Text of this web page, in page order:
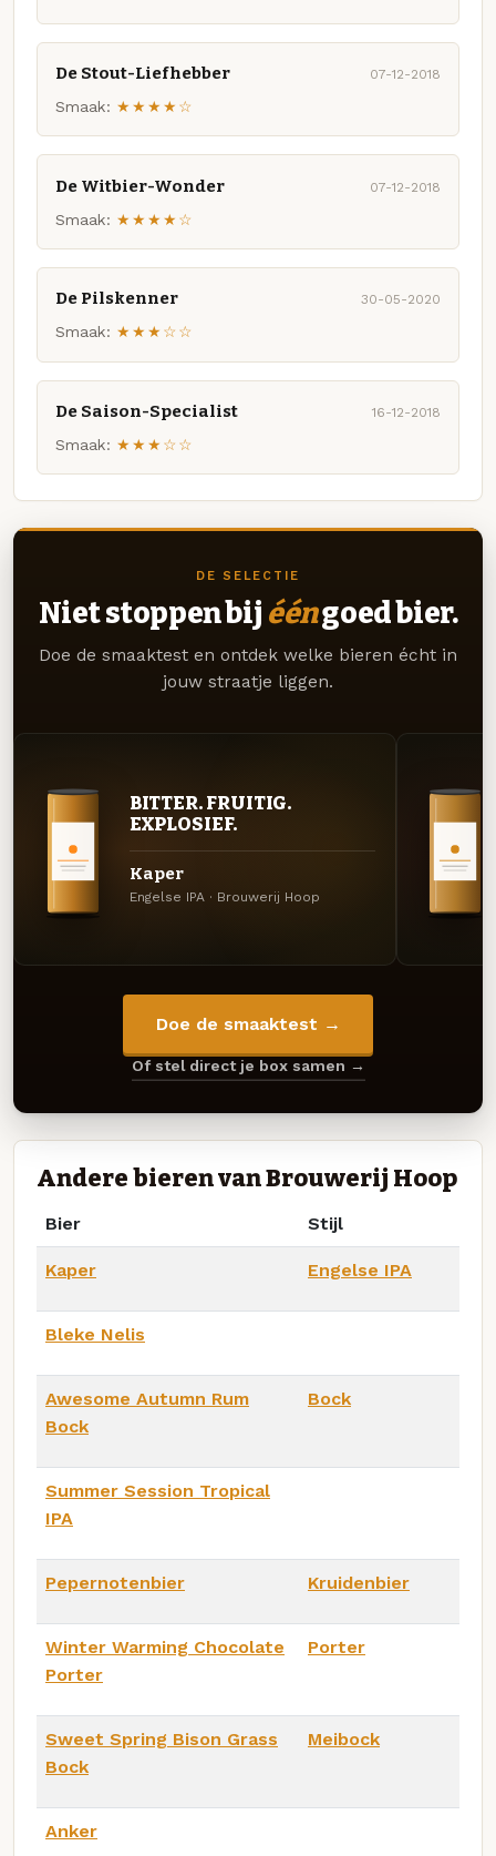
De Stout-Liefhebber 07-12-2018
Smaak: ★★★★☆
De Witbier-Wonder 07-12-2018
Smaak: ★★★★☆
De Pilskenner 30-05-2020
Smaak: ★★★☆☆
De Saison-Specialist 16-12-2018
Smaak: ★★★☆☆
DE SELECTIE
Niet stoppen bij ééngoed bier.
Doe de smaaktest en ontdek welke bieren écht in
jouw straatje liggen.
BITTER. FRUITIG.
EXPLOSIEF.
Kaper
Engelse IPA · Brouwerij Hoop
Doe de smaaktest →
Of stel direct je box samen →
Andere bieren van Brouwerij Hoop
Bier Stijl
Kaper Engelse IPA
Bleke Nelis
Awesome Autumn Rum
Bock
Bock
Summer Session Tropical
IPA
Pepernotenbier Kruidenbier
Winter Warming Chocolate
Porter
Porter
Sweet Spring Bison Grass
Bock
Meibock
Anker